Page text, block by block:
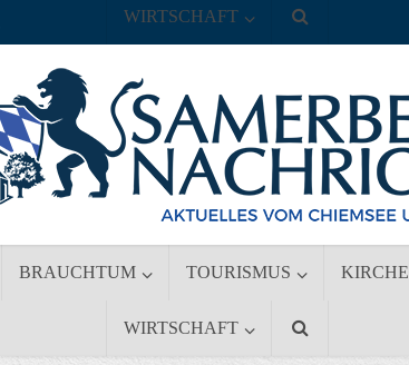
BRAUCHTUM TOURISMUS KIRCHE
WIRTSCHAFT
WIRTSCHAFT